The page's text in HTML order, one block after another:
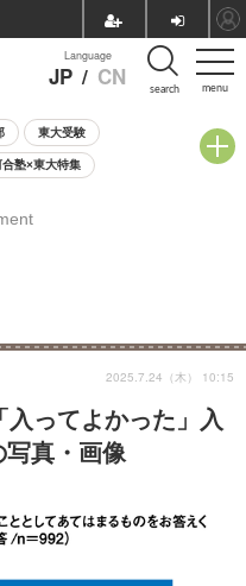
menu
Language
JP / CN search
東大受験
合塾×東大特集
相談会
ってよかった」入
写真・画像
2025.7.24（木） 10:15